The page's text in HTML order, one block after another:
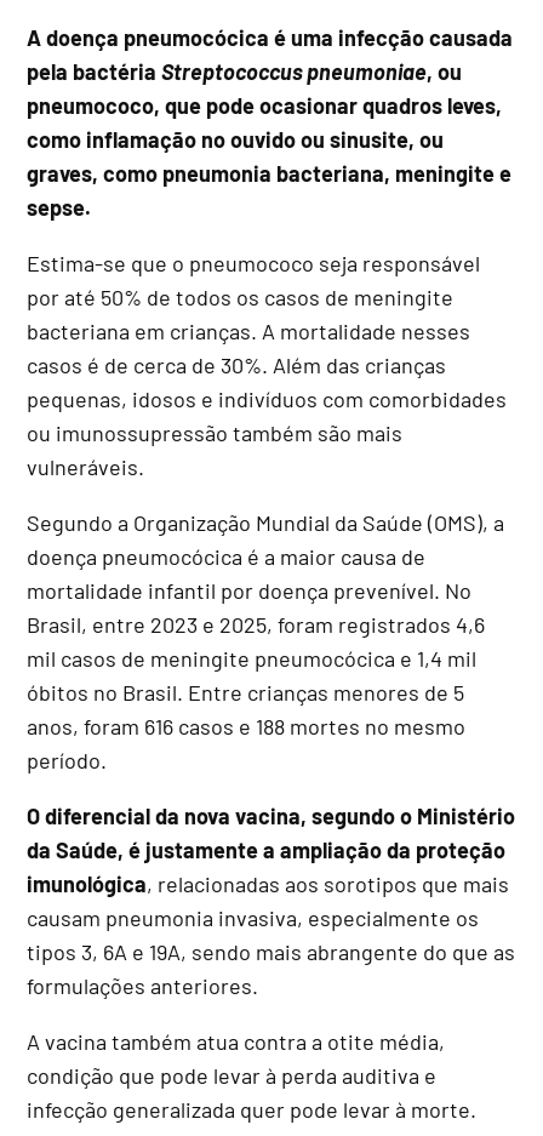
A doença pneumocócica é uma infecção causada
pela bactériaStreptococcus pneumoniae, ou
pneumococo, que pode ocasionar quadros leves,
como inflamação no ouvido ou sinusite, ou
graves, como pneumonia bacteriana, meningite e
sepse.
Estima-se que o pneumococo seja responsável
por até 50% de todos os casos de meningite
bacteriana em crianças. A mortalidade nesses
casos é de cerca de 30%. Além das crianças
pequenas, idosos e indivíduos com comorbidades
ou imunossupressão também são mais
vulneráveis.
Segundo a Organização Mundial da Saúde (OMS), a
doença pneumocócica é a maior causa de
mortalidade infantil por doença prevenível. No
Brasil, entre 2023 e 2025, foram registrados 4,6
mil casos de meningite pneumocócica e 1,4 mil
óbitos no Brasil. Entre crianças menores de 5
anos, foram 616 casos e 188 mortes no mesmo
período.
O diferencial da nova vacina, segundo o Ministério
da Saúde, é justamente a ampliação da proteção
imunológica, relacionadas aos sorotipos que mais
causam pneumonia invasiva, especialmente os
tipos 3, 6A e 19A, sendo mais abrangente do que as
formulações anteriores.
A vacina também atua contra a otite média,
condição que pode levar à perda auditiva e
infecção generalizada quer pode levar à morte.